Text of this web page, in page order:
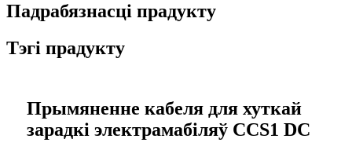
Падрабязнасці прадукту
Тэгі прадукту
Прымяненне кабеля для хуткай
зарадкі электрамабіляў CCS1 DC